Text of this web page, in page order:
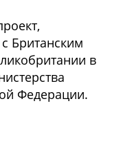
Британским
в
Федерации.